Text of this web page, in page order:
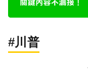
#川普